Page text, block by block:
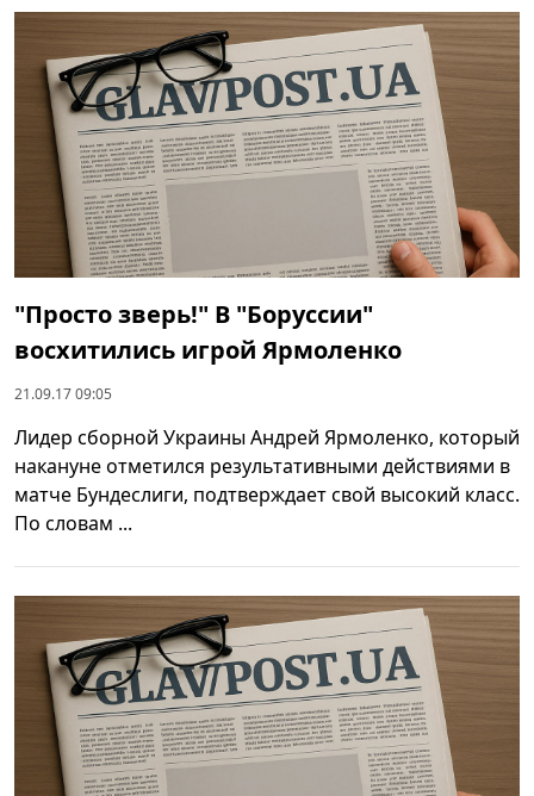
"Просто зверь!" В "Боруссии"
восхитились игрой Ярмоленко
21.09.17 09:05
Лидер сборной Украины Андрей Ярмоленко, который
накануне отметился результативными действиями в
матче Бундеслиги, подтверждает свой высокий класс.
По словам ...